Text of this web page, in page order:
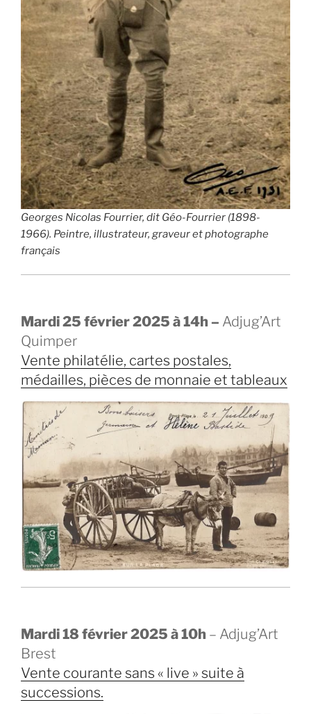
Georges Nicolas Fourrier, dit Géo-Fourrier (1898-
1966). Peintre, illustrateur, graveur et photographe
français
Mardi 25 février 2025 à 14h – Adjug’Art
Quimper
Vente philatélie, cartes postales,
médailles, pièces de monnaie et tableaux
Mardi 18 février 2025 à 10h – Adjug’Art
Brest
Vente courante sans « live » suite à
successions.